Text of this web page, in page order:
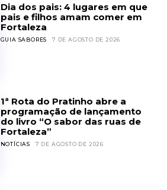
Dia dos pais: 4 lugares em que
pais e filhos amam comer em
Fortaleza
GUIA SABORES 7 DE AGOSTO DE 2026
1ª Rota do Pratinho abre a
programação de lançamento
do livro “O sabor das ruas de
Fortaleza”
NOTÍCIAS 7 DE AGOSTO DE 2026